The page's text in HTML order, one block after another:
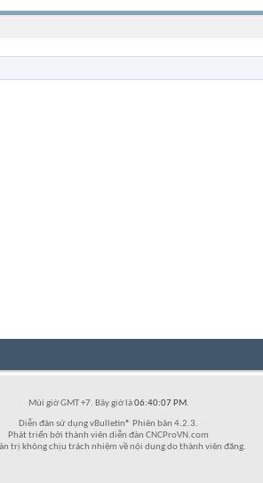
Múi giờ GMT +7. Bây giờ là06:40:07 PM.
Diễn đàn sử dụng vBulletin® Phiên bản 4.2.3.
Phát triển bởi thành viên diễn đàn CNCProVN.com
trị không chịu trách nhiệm về nội dung do thành viên đăng.